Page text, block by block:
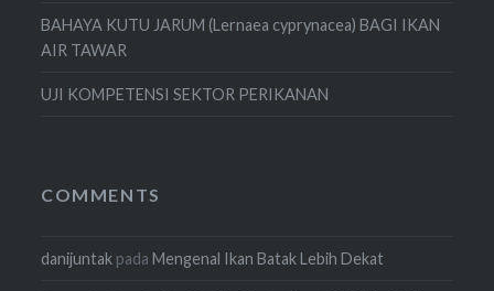
BAHAYA KUTU JARUM (Lernaea cyprynacea) BAGI IKAN
AIR TAWAR
UJI KOMPETENSI SEKTOR PERIKANAN
COMMENTS
danijuntak padaMengenal Ikan Batak Lebih Dekat